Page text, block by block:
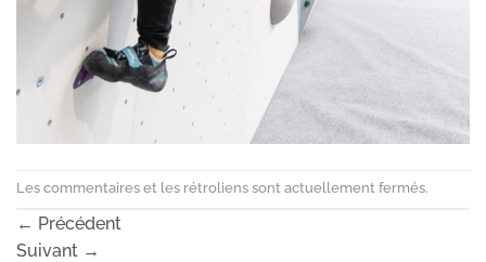
Les commentaires et les rétroliens sont actuellement fermés.
← Précédent
Suivant →